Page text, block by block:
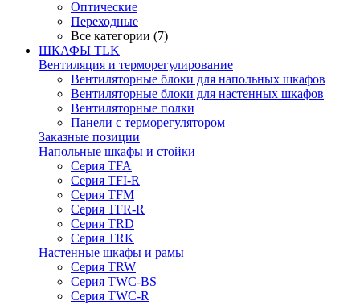
Оптические
Переходные
Все категории (7)
ШКАФЫ TLK
Вентиляция и терморегулирование
Вентиляторные блоки для напольных шкафов
Вентиляторные блоки для настенных шкафов
Вентиляторные полки
Панели с терморегулятором
Заказные позиции
Напольные шкафы и стойки
Серия TFA
Серия TFI-R
Серия TFM
Серия TFR-R
Серия TRD
Серия TRK
Настенные шкафы и рамы
Серия TRW
Серия TWC-BS
Серия TWC-R